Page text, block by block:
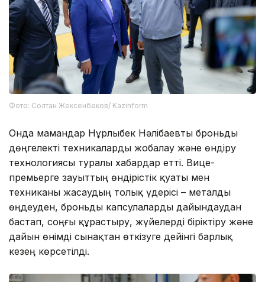
Фото: Солтан Жексенбеков/ Kazinform
Онда мамандар Нұрлыбек Нәлібаевты броньды
дөңгелекті техникаларды жобалау және өндіру
технологиясы туралы хабардар етті. Вице-
премьерге зауыттың өндірістік қуаты мен
техниканы жасаудың толық үдерісі – металды
өңдеуден, броньды капсулаларды дайындаудан
бастап, соңғы құрастыру, жүйелерді біріктіру және
дайын өнімді сынақтан өткізуге дейінгі барлық
кезең көрсетілді.